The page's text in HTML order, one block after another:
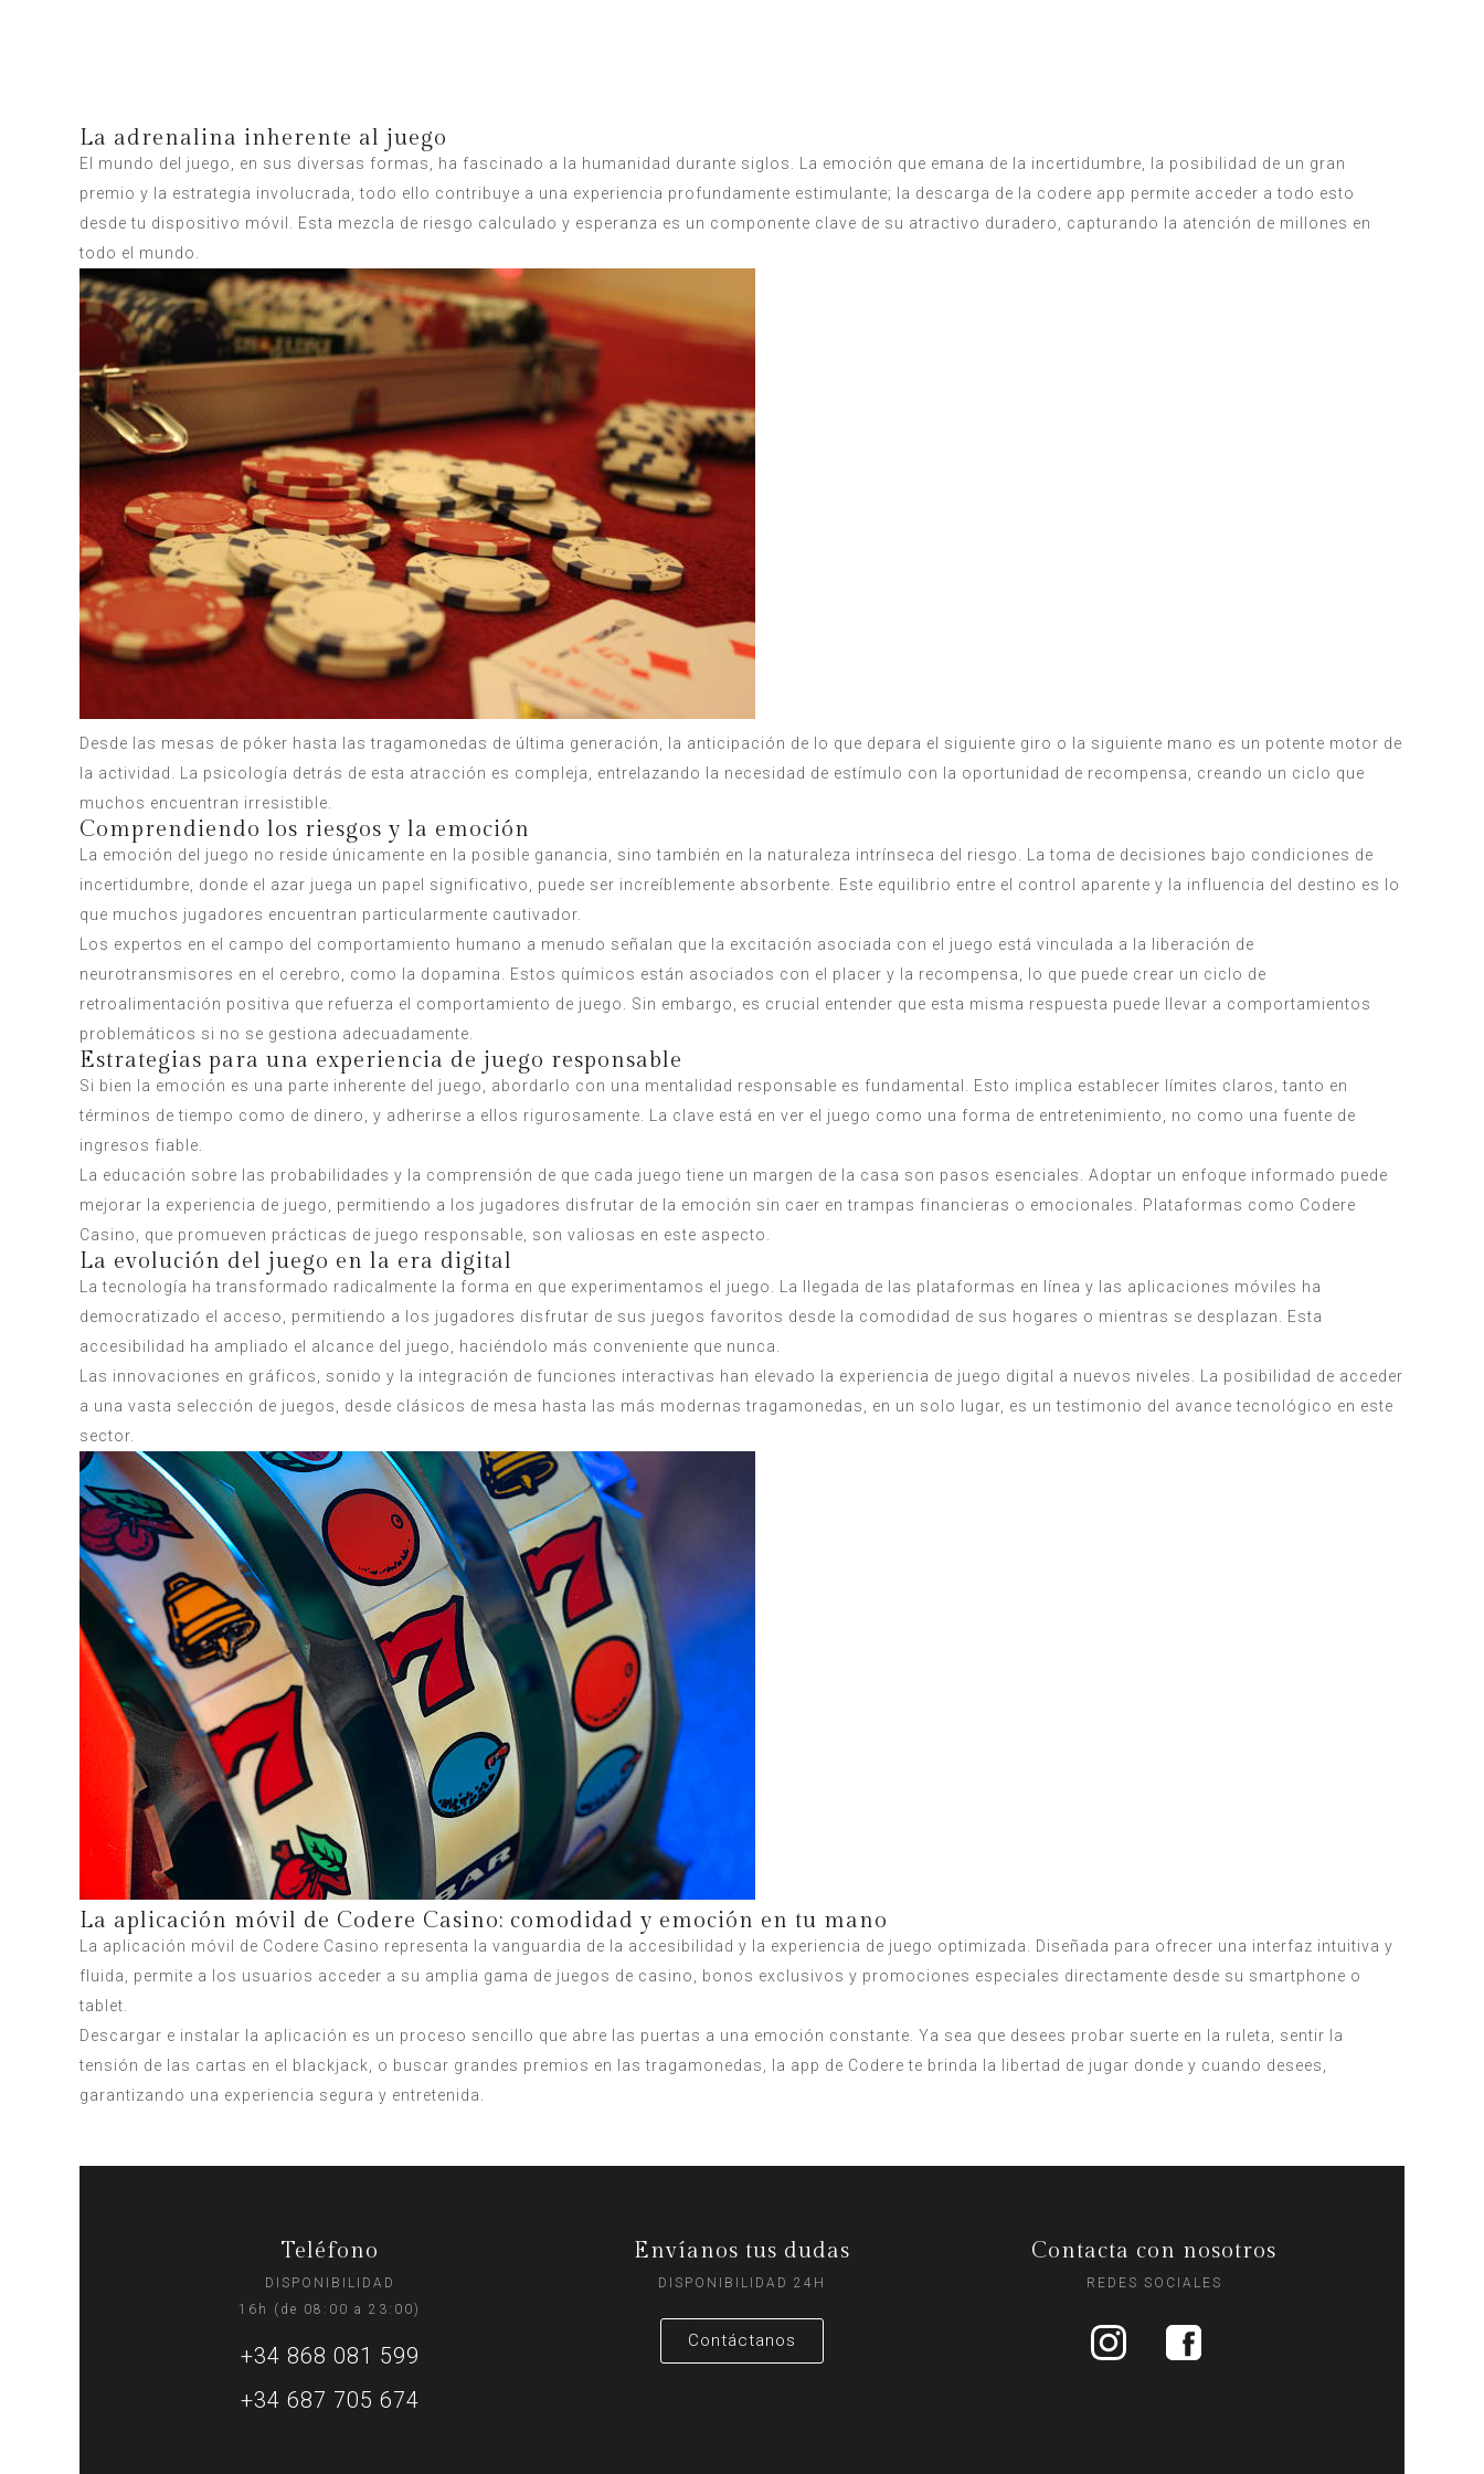
La adrenalina inherente al juego
El mundo del juego, en sus diversas formas, ha fascinado a la humanidad durante siglos. La emoción que emana de la incertidumbre, la posibilidad de un gran
premio y la estrategia involucrada, todo ello contribuye a una experiencia profundamente estimulante; la descarga de la codere app permite acceder a todo esto
desde tu dispositivo móvil. Esta mezcla de riesgo calculado y esperanza es un componente clave de su atractivo duradero, capturando la atención de millones en
todo el mundo.
Desde las mesas de póker hasta las tragamonedas de última generación, la anticipación de lo que depara el siguiente giro o la siguiente mano es un potente motor de
la actividad. La psicología detrás de esta atracción es compleja, entrelazando la necesidad de estímulo con la oportunidad de recompensa, creando un ciclo que
muchos encuentran irresistible.
Comprendiendo los riesgos y la emoción
La emoción del juego no reside únicamente en la posible ganancia, sino también en la naturaleza intrínseca del riesgo. La toma de decisiones bajo condiciones de
incertidumbre, donde el azar juega un papel significativo, puede ser increíblemente absorbente. Este equilibrio entre el control aparente y la influencia del destino es lo
que muchos jugadores encuentran particularmente cautivador.
Los expertos en el campo del comportamiento humano a menudo señalan que la excitación asociada con el juego está vinculada a la liberación de
neurotransmisores en el cerebro, como la dopamina. Estos químicos están asociados con el placer y la recompensa, lo que puede crear un ciclo de
retroalimentación positiva que refuerza el comportamiento de juego. Sin embargo, es crucial entender que esta misma respuesta puede llevar a comportamientos
problemáticos si no se gestiona adecuadamente.
Estrategias para una experiencia de juego responsable
Si bien la emoción es una parte inherente del juego, abordarlo con una mentalidad responsable es fundamental. Esto implica establecer límites claros, tanto en
términos de tiempo como de dinero, y adherirse a ellos rigurosamente. La clave está en ver el juego como una forma de entretenimiento, no como una fuente de
ingresos fiable.
La educación sobre las probabilidades y la comprensión de que cada juego tiene un margen de la casa son pasos esenciales. Adoptar un enfoque informado puede
mejorar la experiencia de juego, permitiendo a los jugadores disfrutar de la emoción sin caer en trampas financieras o emocionales. Plataformas como Codere
Casino, que promueven prácticas de juego responsable, son valiosas en este aspecto.
La evolución del juego en la era digital
La tecnología ha transformado radicalmente la forma en que experimentamos el juego. La llegada de las plataformas en línea y las aplicaciones móviles ha
democratizado el acceso, permitiendo a los jugadores disfrutar de sus juegos favoritos desde la comodidad de sus hogares o mientras se desplazan. Esta
accesibilidad ha ampliado el alcance del juego, haciéndolo más conveniente que nunca.
Las innovaciones en gráficos, sonido y la integración de funciones interactivas han elevado la experiencia de juego digital a nuevos niveles. La posibilidad de acceder
a una vasta selección de juegos, desde clásicos de mesa hasta las más modernas tragamonedas, en un solo lugar, es un testimonio del avance tecnológico en este
sector.
La aplicación móvil de Codere Casino: comodidad y emoción en tu mano
La aplicación móvil de Codere Casino representa la vanguardia de la accesibilidad y la experiencia de juego optimizada. Diseñada para ofrecer una interfaz intuitiva y
fluida, permite a los usuarios acceder a su amplia gama de juegos de casino, bonos exclusivos y promociones especiales directamente desde su smartphone o
tablet.
Descargar e instalar la aplicación es un proceso sencillo que abre las puertas a una emoción constante. Ya sea que desees probar suerte en la ruleta, sentir la
tensión de las cartas en el blackjack, o buscar grandes premios en las tragamonedas, la app de Codere te brinda la libertad de jugar donde y cuando desees,
garantizando una experiencia segura y entretenida.
Teléfono
DISPONIBILIDAD
16h (de 08:00 a 23:00)
+34 868 081 599
+34 687 705 674
Envíanos tus dudas
DISPONIBILIDAD 24H
Contáctanos
Contacta con nosotros
REDES SOCIALES